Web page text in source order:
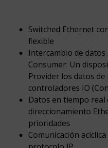
Switched Ethernet
flexible
Intercambio de
Consumer: Un
Provider los datos
controladores IO
Datos en tiempo real
direccionamiento
prioridades
Comunicación